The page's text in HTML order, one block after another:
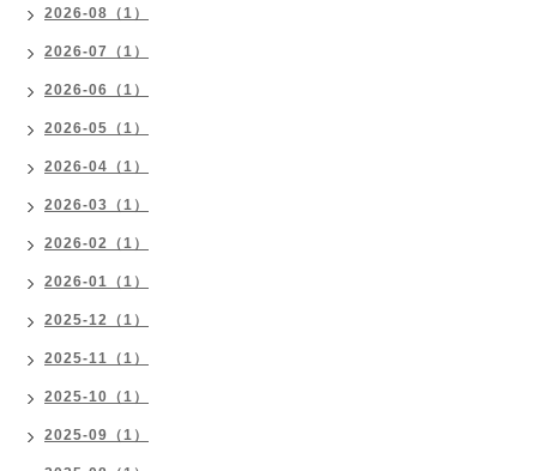
2026-08（1）
2026-07（1）
2026-06（1）
2026-05（1）
2026-04（1）
2026-03（1）
2026-02（1）
2026-01（1）
2025-12（1）
2025-11（1）
2025-10（1）
2025-09（1）